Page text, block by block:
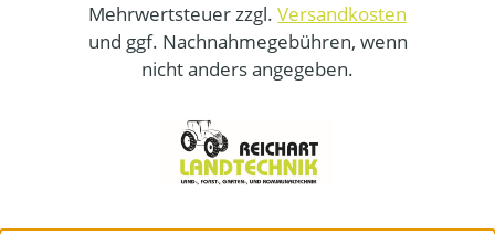
Mehrwertsteuer zzgl. Versandkosten
und ggf. Nachnahmegebühren, wenn
nicht anders angegeben.